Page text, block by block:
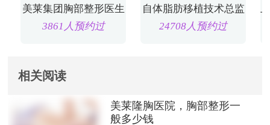
美莱集团胸部整形医生
3861人预约过
自体脂肪移植技术总监
24708人预约过
相关阅读
美莱隆胸医院，胸部整形一
般多少钱